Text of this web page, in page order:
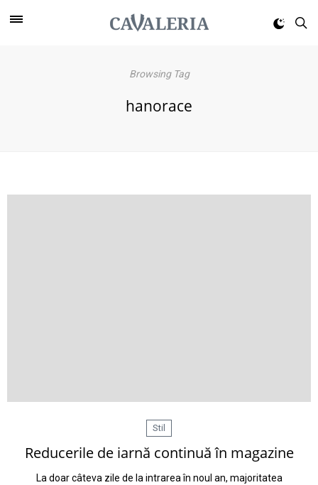
Browsing Tag
hanorace
Stil
Reducerile de iarnă continuă în magazine
La doar câteva zile de la intrarea în noul an, majoritatea